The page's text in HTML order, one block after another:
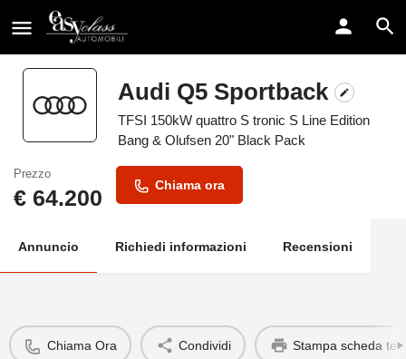
Audi Q5 Sportback
TFSI 150kW quattro S tronic S Line Edition
Bang & Olufsen 20" Black Pack
Prezzo
€ 64.200 Chiama ora
Annuncio Richiedi informazioni Recensioni
Chiama Ora Condividi Stampa scheda